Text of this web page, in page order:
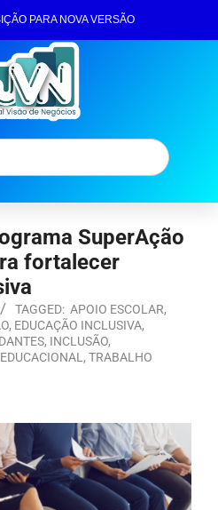
PARA NOVA VERSÃO
SuperAção
fortalecer
TAGGED: APOIO ESCOLAR,
, EDUCAÇÃO INCLUSIVA,
, INCLUSÃO,
, TRABALHO